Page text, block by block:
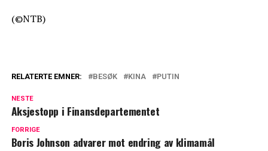
(©NTB)
RELATERTE EMNER: BESØK KINA PUTIN
NESTE
Aksjestopp i Finansdepartementet
FORRIGE
Boris Johnson advarer mot endring av klimamål